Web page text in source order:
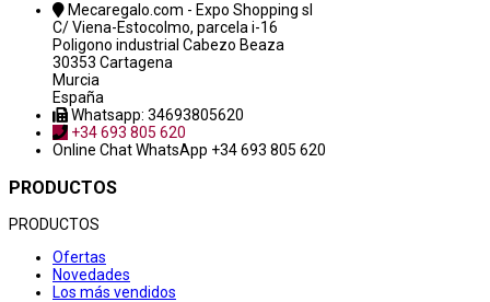
Mecaregalo.com - Expo Shopping sl
C/ Viena-Estocolmo, parcela i-16
Poligono industrial Cabezo Beaza
30353 Cartagena
Murcia
España
Whatsapp: 34693805620
+34 693 805 620
Online ChatWhatsApp +34 693 805 620
PRODUCTOS
PRODUCTOS
Ofertas
Novedades
Los más vendidos